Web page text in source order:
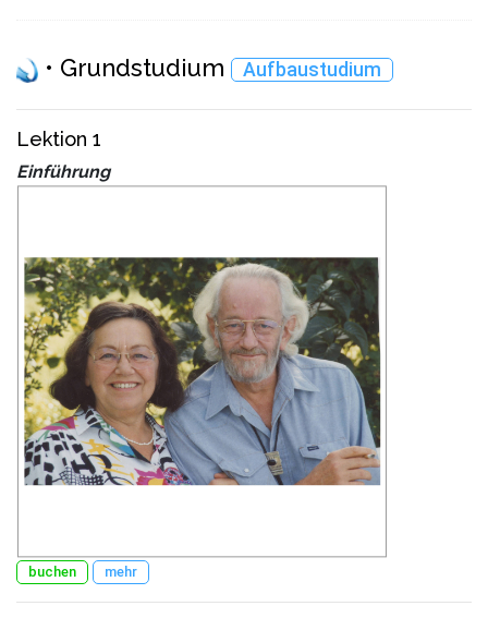
• Grundstudium Aufbaustudium
Lektion 1
Einführung
buchen mehr